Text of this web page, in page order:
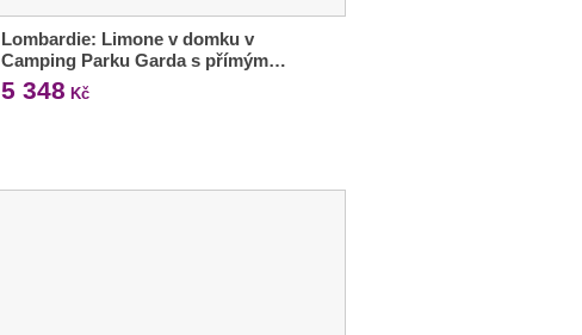
Lombardie: Limone v domku v
Camping Parku Garda s přímým…
5 348 Kč